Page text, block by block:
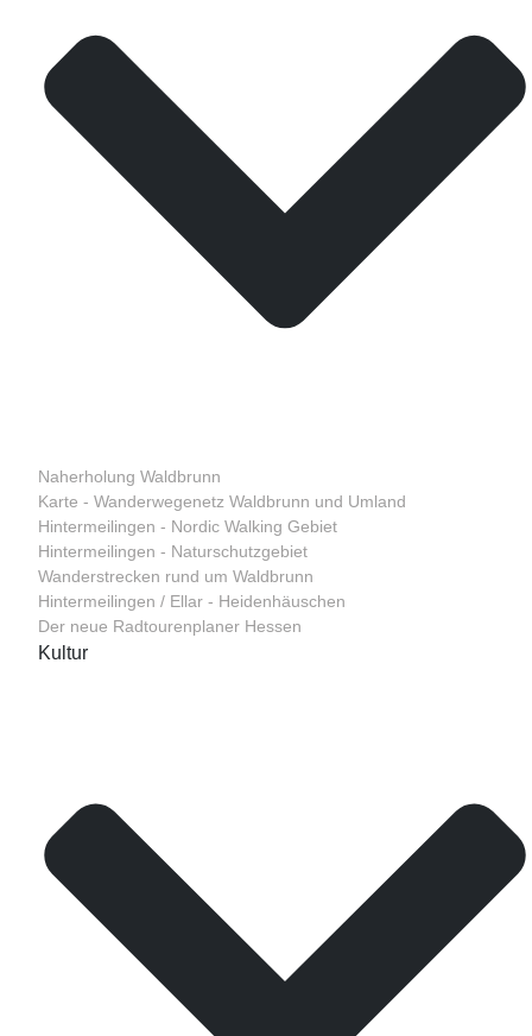
Naherholung Waldbrunn
Karte - Wanderwegenetz Waldbrunn und Umland
Hintermeilingen - Nordic Walking Gebiet
Hintermeilingen - Naturschutzgebiet
Wanderstrecken rund um Waldbrunn
Hintermeilingen / Ellar - Heidenhäuschen
Der neue Radtourenplaner Hessen
Kultur